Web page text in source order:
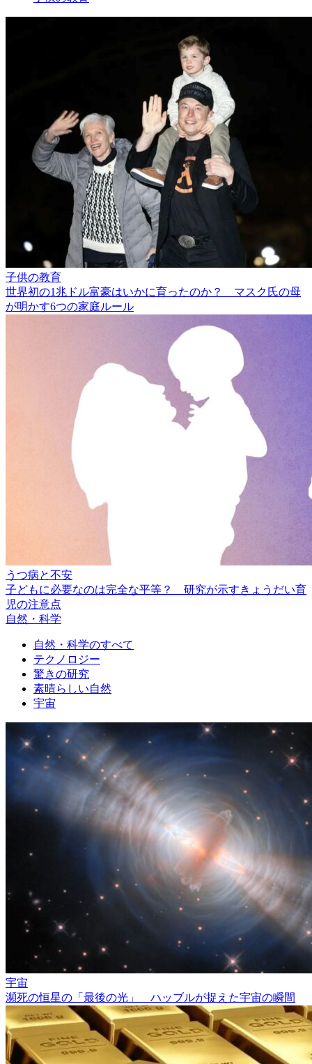
子供の教育
世界初の1兆ドル富豪はいかに育ったのか？ マスク氏の母
が明かす6つの家庭ルール
うつ病と不安
子どもに必要なのは完全な平等？ 研究が示すきょうだい育
児の注意点
自然・科学
自然・科学のすべて
テクノロジー
驚きの研究
素晴らしい自然
宇宙
宇宙
瀕死の恒星の「最後の光」 ハッブルが捉えた宇宙の瞬間